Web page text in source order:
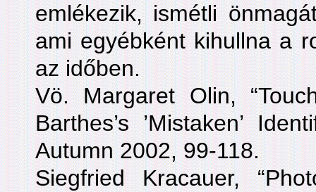
emlékezik, ismétli
ami egyébként kihullna a
az időben.
Vö. Margaret Olin,
Barthes’s ’Mistaken’
Autumn 2002, 99-118.
Siegfried Kracauer,